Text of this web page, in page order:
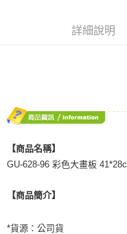
結帳頁面，進行簡訊認證並
※ 交易是否成功請以「
【注意事項】
易，需依本服務之必要範圍內
權轉讓予恩沛科技股份有限公
https://aftee.tw/terms/#terms3
郵局（離島配送）詳細說明
【商品名稱】
GU-628-96 彩色大畫板
【商品簡介】
*貨源：公司貨